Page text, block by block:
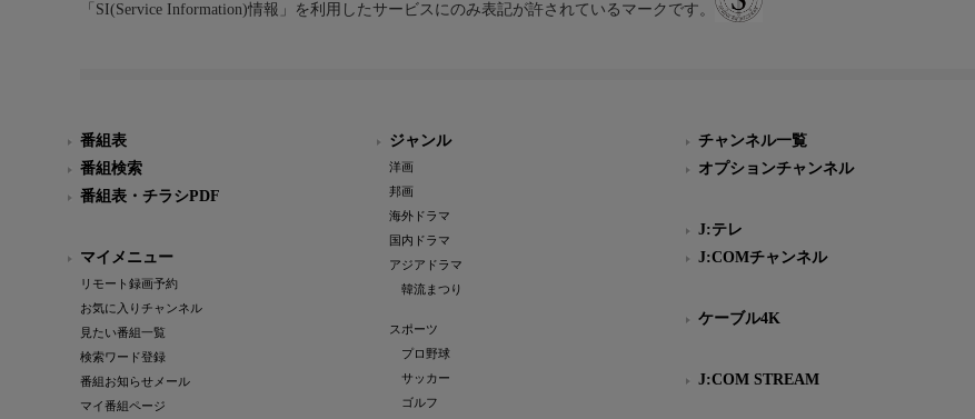
「SI(Service Information)情報」を利用したサービスにのみ表記が許されているマークです。
番組表
番組検索
番組表・チラシPDF
マイメニュー
リモート録画予約
お気に入りチャンネル
見たい番組一覧
検索ワード登録
番組お知らせメール
マイ番組ページ
ジャンル
洋画
邦画
海外ドラマ
国内ドラマ
アジアドラマ
韓流まつり
スポーツ
プロ野球
サッカー
ゴルフ
チャンネル一覧
オプションチャンネル
J:テレ
J:COMチャンネル
ケーブル4K
J:COM STREAM